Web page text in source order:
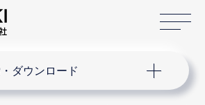
ダウンロード